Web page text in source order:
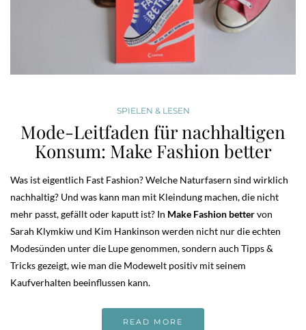
SPIELEN & LESEN
Mode-Leitfaden für nachhaltigen
Konsum: Make Fashion better
Was ist eigentlich Fast Fashion? Welche Naturfasern sind wirklich
nachhaltig? Und was kann man mit Kleindung machen, die nicht
mehr passt, gefällt oder kaputt ist? In Make Fashion bettervon
Sarah Klymkiw und Kim Hankinson werden nicht nur die echten
Modesünden unter die Lupe genommen, sondern auch Tipps &
Tricks gezeigt, wie man die Modewelt positiv mit seinem
Kaufverhalten beeinflussen kann.
READ MORE